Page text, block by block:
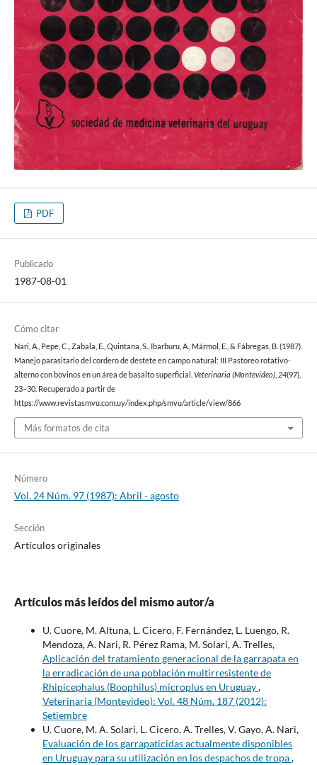
PDF
Publicado
1987-08-01
Cómo citar
Nari, A., Pepe, C., Zabala, E., Quintana, S., Ibarburu, A., Mármol, E., & Fábregas, B. (1987).
Manejo parasitario del cordero de destete en campo natural: III Pastoreo rotativo-
alterno con bovinos en un área de basalto superficial. Veterinaria (Montevideo), 24(97),
23–30. Recuperado a partir de
https://www.revistasmvu.com.uy/index.php/smvu/article/view/866
Más formatos de cita
Número
Vol. 24 Núm. 97 (1987): Abril - agosto
Sección
Artículos originales
Artículos más leídos del mismo autor/a
U. Cuore, M. Altuna, L. Cicero, F. Fernández, L. Luengo, R.
Mendoza, A. Nari, R. Pérez Rama, M. Solari, A. Trelles,
Aplicación del tratamiento generacional de la garrapata en
la erradicación de una población multirresistente de
Rhipicephalus (Boophilus) microplus en Uruguay,
Veterinaria (Montevideo): Vol. 48 Núm. 187 (2012):
Setiembre
U. Cuore, M. A. Solari, L. Cicero, A. Trelles, V. Gayo, A. Nari,
Evaluación de los garrapaticidas actualmente disponibles
en Uruguay para su utilización en los despachos de tropa,